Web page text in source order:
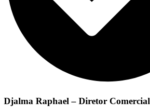
Djalma Raphael – Diretor Comercial